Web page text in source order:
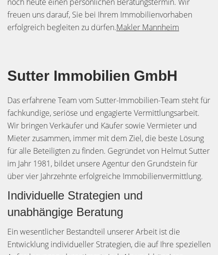
freuen uns darauf, Sie bei Ihrem Immobilienvorhaben
erfolgreich begleiten zu dürfen.Makler Mannheim
Sutter Immobilien GmbH
Das erfahrene Team vom Sutter-Immobilien-Team steht für
fachkundige, seriöse und engagierte Vermittlungsarbeit.
Wir bringen Verkäufer und Käufer sowie Vermieter und
Mieter zusammen, immer mit dem Ziel, die beste Lösung
für alle Beteiligten zu finden. Gegründet von Helmut Sutter
im Jahr 1981, bildet unsere Agentur den Grundstein für
über vier Jahrzehnte erfolgreiche Immobilienvermittlung.
Individuelle Strategien und
unabhängige Beratung
Ein wesentlicher Bestandteil unserer Arbeit ist die
Entwicklung individueller Strategien, die auf Ihre speziellen